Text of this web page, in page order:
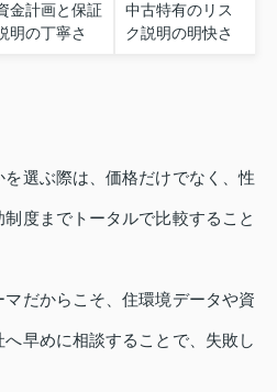
金計画と保証
明の丁寧さ
中古特有のリス
ク説明の明快さ
選ぶ際は、価格だけでなく、性
度までトータルで比較すること
だからこそ、住環境データや資
早めに相談することで、失敗し